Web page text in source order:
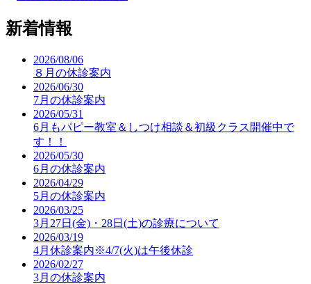
新着情報
2026/08/06
８月の休診案内
2026/06/30
7月の休診案内
2026/05/31
6月もパピー教室＆しつけ相談＆初級クラス開催中で
す！！
2026/05/30
6月の休診案内
2026/04/29
5月の休診案内
2026/03/25
3月27日(金)・28日(土)の診療について
2026/03/19
4月休診案内※4/7(火)は午後休診
2026/02/27
3月の休診案内